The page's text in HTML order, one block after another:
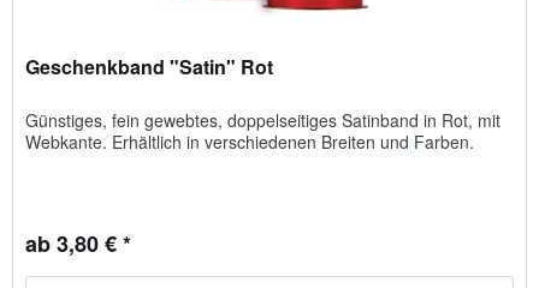
Geschenkband "Satin" Rot
Günstiges, fein gewebtes, doppelseitiges Satinband in Rot, mit
Webkante. Erhältlich in verschiedenen Breiten und Farben.
ab 3,80 € *